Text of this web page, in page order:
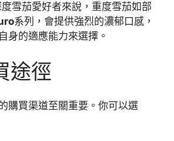
度雪茄愛好者來說，重度雪茄如部
系列，會提供強烈的濃郁口感，
身的適應能力來選擇。
途徑
購買渠道至關重要。你可以選